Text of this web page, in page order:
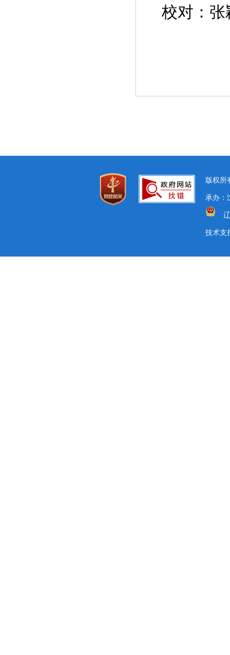
校对：张
版权所
承办：
技术支